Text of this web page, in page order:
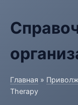
Главная »
Therapy